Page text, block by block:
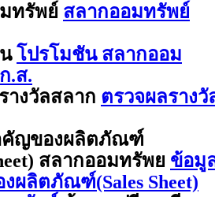
ทรัพย์ สลากออมทรัพย์
โปรโมชัน สลากออม
.ส.
างวัลสลาก ตรวจผลรางวั
คัญของผลิตภัณฑ์
สลากออมทรัพย ข้อมู
ผลิตภัณฑ์(Sales Sheet)